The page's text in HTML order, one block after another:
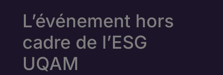
L’événement hors
cadre de l’ESG
UQAM